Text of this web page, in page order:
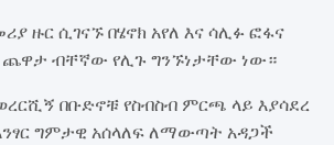
ዙር ሲገናኙ በሄኖክ አየለ እና ሳሊፉ ፎፋና
ጨዋታ ብቸኛው የሊጉ ግንኙነታቸው ነው።
በቡድኖቹ የስብስብ ምርጫ ላይ እያሳደረ
ግምታዊ አሰላለፍ ለማውጣት አዳጋች